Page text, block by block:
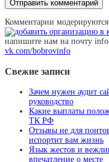
Комментарии модерируются
напишите нам на почту
vk.com/bobrovinfo
Свежие записи
Зачем нужен аудит
руководство
Какие выплаты
ТК РФ
Отзывы не для
испортит вам жизнь
Язык жестов и
впечатление о месте